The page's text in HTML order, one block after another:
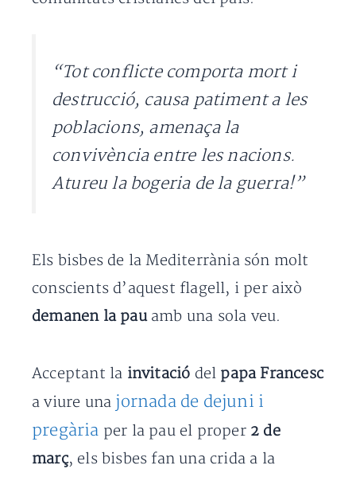
“Tot conflicte comporta mort i
destrucció, causa patiment a les
poblacions, amenaça la
convivència entre les nacions.
Atureu la bogeria de la guerra!”
Els bisbes de la Mediterrània són molt
conscients d’aquest flagell, i per això
demanen la pau amb una sola veu.
Acceptant la invitació del papa Francesc
a viure una jornada de dejuni i
pregària per la pau el proper 2 de
març, els bisbes fan una crida a la